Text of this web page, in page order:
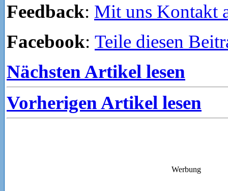
Feedback: Mit uns Kontakt
Facebook: Teile diesen
Nächsten Artikel lesen
Vorherigen Artikel lesen
Werbung